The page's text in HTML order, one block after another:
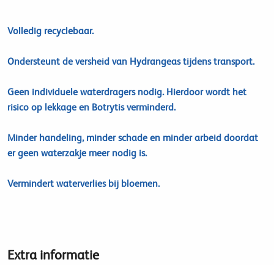
Volledig recyclebaar.
Ondersteunt de versheid van Hydrangeas tijdens transport.
Geen individuele waterdragers nodig. Hierdoor wordt het
risico op lekkage en Botrytis verminderd.
Minder handeling, minder schade en minder arbeid doordat
er geen waterzakje meer nodig is.
Vermindert waterverlies bij bloemen.
Extra informatie